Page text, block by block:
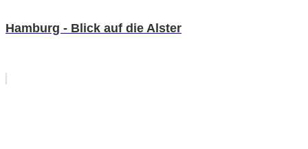
Hamburg - Blick auf die Alster